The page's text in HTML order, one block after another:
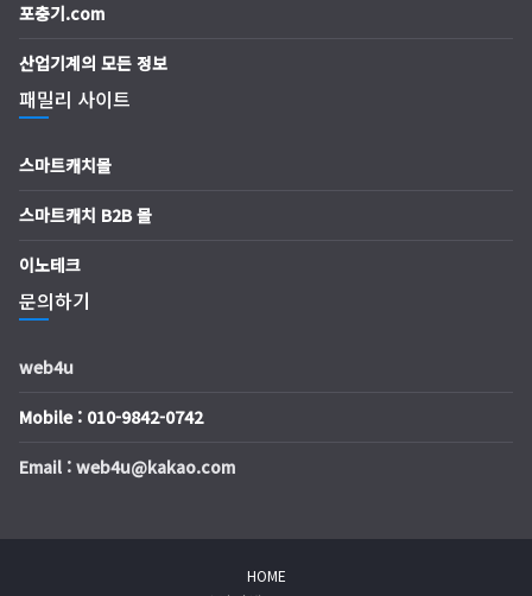
포충기.com
산업기계의 모든 정보
패밀리 사이트
스마트캐치몰
스마트캐치 B2B 몰
이노테크
문의하기
web4u
Mobile : 010-9842-0742
Email : web4u@kakao.com
HOME